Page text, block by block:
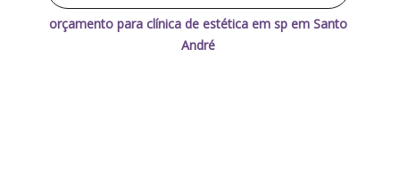
orçamento para clínica de estética em sp em Santo
André